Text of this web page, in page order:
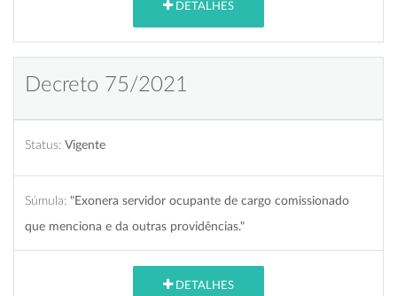
DETALHES
Decreto 75/2021
Status: Vigente
Súmula: "Exonera servidor ocupante de cargo comissionado
que menciona e da outras providências."
DETALHES